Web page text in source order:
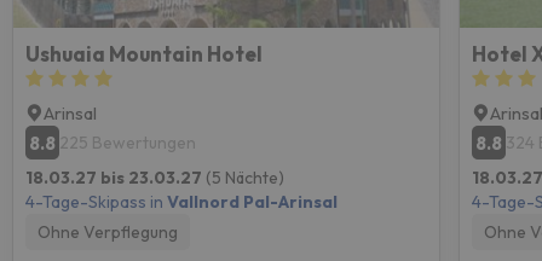
Ushuaia Mountain Hotel
Arinsal
8.8 225 Bewertungen
18.03.27 bis 23.03.27 (5 Nächte)
4-Tage-Skipass in Vallnord Pal-Arinsal
Ohne Verpflegung
Hotel
8.8 324
4-Tage-
Ohne